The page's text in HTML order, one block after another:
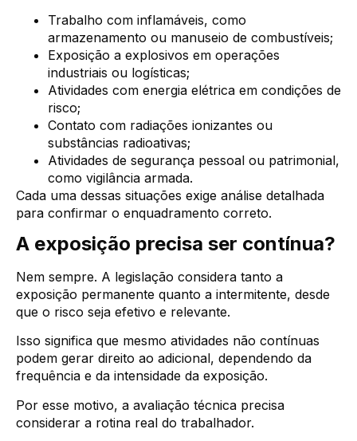
Trabalho com inflamáveis, como
armazenamento ou manuseio de combustíveis;
Exposição a explosivos em operações
industriais ou logísticas;
Atividades com energia elétrica em condições de
risco;
Contato com radiações ionizantes ou
substâncias radioativas;
Atividades de segurança pessoal ou patrimonial,
como vigilância armada.
Cada uma dessas situações exige análise detalhada
para confirmar o enquadramento correto.
A exposição precisa ser contínua?
Nem sempre. A legislação considera tanto a
exposição permanente quanto a intermitente, desde
que o risco seja efetivo e relevante.
Isso significa que mesmo atividades não contínuas
podem gerar direito ao adicional, dependendo da
frequência e da intensidade da exposição.
Por esse motivo, a avaliação técnica precisa
considerar a rotina real do trabalhador.